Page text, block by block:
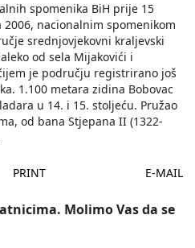
spomenika BiH prije 15
nacionalnim spomenikom
srednjovjekovni kraljevski
od sela Mijakovići i
je području registrirano još
1.100 metara zidina Bobovac
u 14. i 15. stoljeću. Pružao
od bana Stjepana II (1322-
PRINT E-MAIL
Molimo Vas da se